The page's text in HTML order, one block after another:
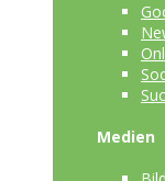
Medien